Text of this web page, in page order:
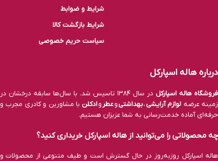
شرایط و ضوابط
شرایط بازگشت کالا
سیاست حریم خصوصی
درباره هاله اسپارکل
فروشگاه هاله اسپارکل
در سال ۱۳۸۴ تاسیس شد. با سال‌ها سابقه درخشان در
زمینه عرضه لوازم آرایشی،بهداشتیوعطر وادکلن با مشاورین و کادری مجرب و
حرفه‌ای آماده خدمت‌رسانی به شما عزیزان هستیم.
چه محصولاتی را می‌توانید از هاله اسپارکل خریداری کنید؟
هاله اسپارکل روزبه‌روز در حال گسترش است و طیف متنوعی از محصولات و